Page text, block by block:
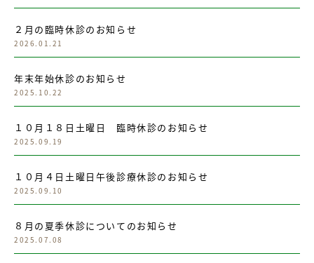
２月の臨時休診のお知らせ
2026.01.21
年末年始休診のお知らせ
2025.10.22
１０月１８日土曜日 臨時休診のお知らせ
2025.09.19
１０月４日土曜日午後診療休診のお知らせ
2025.09.10
８月の夏季休診についてのお知らせ
2025.07.08